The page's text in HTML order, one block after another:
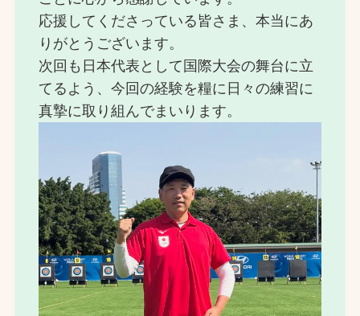
応援してくださっている皆さま、本当にあ
りがとうございます。
次回も日本代表として国際大会の舞台に立
てるよう、今回の経験を糧に日々の練習に
真摯に取り組んでまいります。